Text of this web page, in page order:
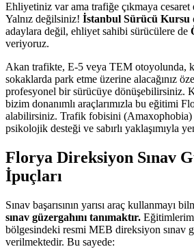
Ehliyetiniz var ama trafiğe çıkmaya
Yalnız değilsiniz! İstanbul Sürücü Kursu
adaylara değil, ehliyet sahibi sürücülere de
veriyoruz.
Akan trafikte, E-5 veya TEM otoyolunda,
sokaklarda park etme üzerine alacağınız
profesyonel bir sürücüye dönüşebilirsiniz.
bizim donanımlı araçlarımızla bu eğitimi
alabilirsiniz. Trafik fobisini (Amaxophobia)
psikolojik desteği ve sabırlı yaklaşımıyla
Florya Direksiyon Sınav
İpuçları
Sınav başarısının yarısı araç kullanmayı
sınav güzergahını tanımaktır.
bölgesindeki resmi MEB direksiyon sınav
verilmektedir. Bu sayede: